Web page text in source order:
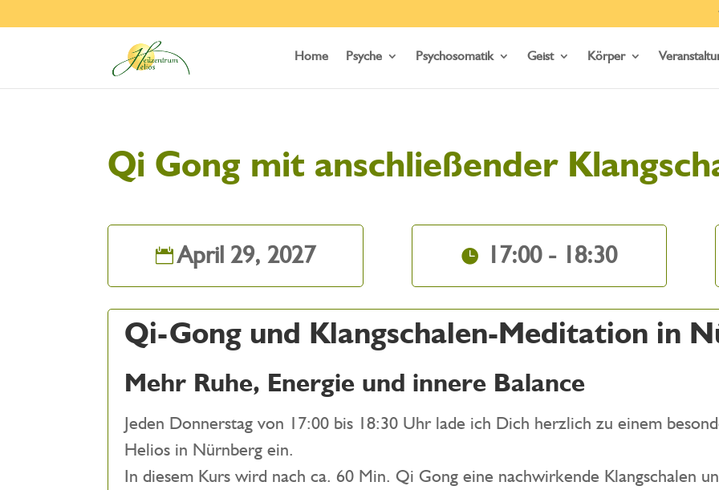
Home Psyche Psychosomatik Geist Körper
Qi Gong mit anschließender
April 29, 2027 17:00 - 18:30
Qi-Gong und Klangschalen-Meditation in
Mehr Ruhe, Energie und innere Balance
Jeden Donnerstag von 17:00 bis 18:30 Uhr lade ich Dich herzlich zu einem
Helios in Nürnberg ein.
In diesem Kurs wird nach ca. 60 Min. Qi Gong eine nachwirkende Klangschalen